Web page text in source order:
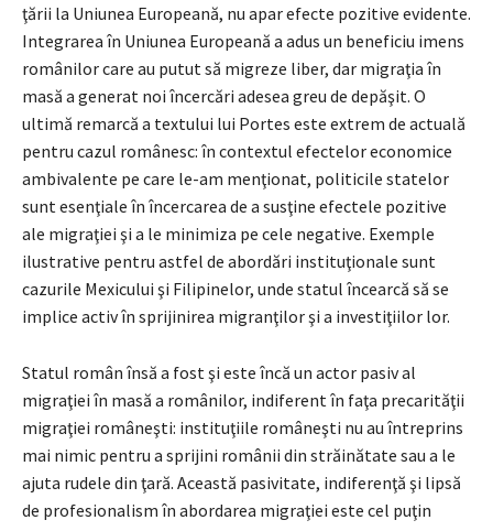
ţării la Uniunea Europeană, nu apar efecte pozitive evidente.
Integrarea în Uniunea Europeană a adus un beneficiu imens
românilor care au putut să migreze liber, dar migraţia în
masă a generat noi încercări adesea greu de depăşit. O
ultimă remarcă a textului lui Portes este extrem de actuală
pentru cazul românesc: în contextul efectelor economice
ambivalente pe care le-am menţionat, politicile statelor
sunt esenţiale în încercarea de a susţine efectele pozitive
ale migraţiei şi a le minimiza pe cele negative. Exemple
ilustrative pentru astfel de abordări instituţionale sunt
cazurile Mexicului şi Filipinelor, unde statul încearcă să se
implice activ în sprijinirea migranţilor şi a investiţiilor lor.
Statul român însă a fost şi este încă un actor pasiv al
migraţiei în masă a românilor, indiferent în faţa precarităţii
migraţiei româneşti: instituţiile româneşti nu au întreprins
mai nimic pentru a sprijini românii din străinătate sau a le
ajuta rudele din ţară. Această pasivitate, indiferenţă şi lipsă
de profesionalism în abordarea migraţiei este cel puţin